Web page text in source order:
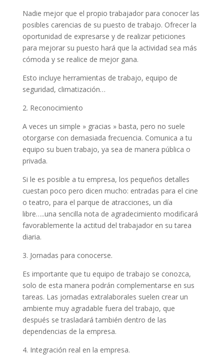
Nadie mejor que el propio trabajador para conocer las
posibles carencias de su puesto de trabajo. Ofrecer la
oportunidad de expresarse y de realizar peticiones
para mejorar su puesto hará que la actividad sea más
cómoda y se realice de mejor gana.
Esto incluye herramientas de trabajo, equipo de
seguridad, climatización…
2. Reconocimiento
A veces un simple » gracias » basta, pero no suele
otorgarse con demasiada frecuencia. Comunica a tu
equipo su buen trabajo, ya sea de manera pública o
privada.
Si le es posible a tu empresa, los pequeños detalles
cuestan poco pero dicen mucho: entradas para el cine
o teatro, para el parque de atracciones, un día
libre…..una sencilla nota de agradecimiento modificará
favorablemente la actitud del trabajador en su tarea
diaria.
3. Jornadas para conocerse.
Es importante que tu equipo de trabajo se conozca,
solo de esta manera podrán complementarse en sus
tareas. Las jornadas extralaborales suelen crear un
ambiente muy agradable fuera del trabajo, que
después se trasladará también dentro de las
dependencias de la empresa.
4. Integración real en la empresa.